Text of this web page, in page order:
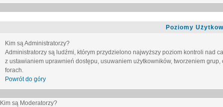
Poziomy
Kim są Administratorzy?
Administratorzy są ludźmi, którym przydzielono najwyższy poziom kontroli nad
z ustawianiem uprawnień dostępu, usuwaniem użytkowników, tworzeniem
forach.
Powrót do góry
Kim są Moderatorzy?